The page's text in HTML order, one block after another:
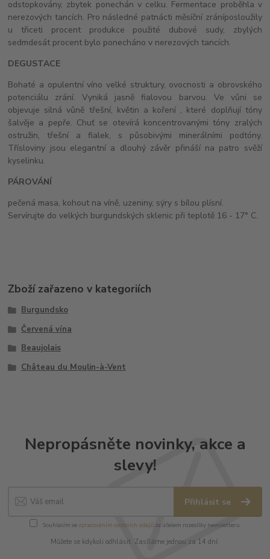
odstopkovány, zbytek ponechán v celku. Fermentace proběhla v
nerezových tancích. Pro následné patnácti měsíční zráníposloužily
u třiceti procent produkce použité dubové sudy, zbylých
sedmdesát procent bylo ponecháno v nerezových tancích.
DEGUSTACE
Bohaté a opulentní víno velké struktury, ovocnosti a obrovského
potenciálu zrání. Vyniká jasně fialovou barvou. Ve vůni se
objevuje silná vůně třešní, květin a koření , které doplňují tóny
šalvěje a pepře. Chuť se otevírá koncentrovanými tóny zralých
ostružin, třešní a fialek, s působivými minerálními podtóny.
Třísloviny jsou elegantní a dlouhý závěr přináší na patro svěží
kyselinku.
PÁROVÁNÍ
pečená masa, kohout na víně, uzeniny, sýry s bílou plísní.
Servírujte do velkých burgundských sklenic při teplotě 16 - 17° C.
Zboží zařazeno v kategoriích
Burgundsko
Červená vína
Beaujolais
Château du Moulin-à-Vent
Nepropásněte novinky, akce a
slevy!
Přihlásit se
Souhlasím se zpracováním osobních údajůza účelem rozesílky newsletteru.
Můžete se kdykoli odhlásit. Zasíláme jednou za 14 dní.